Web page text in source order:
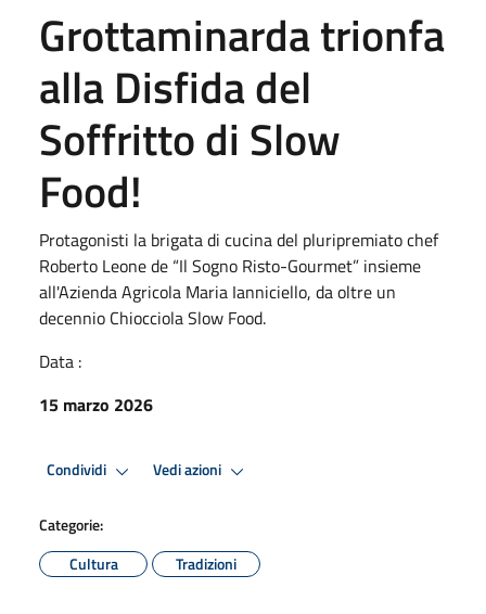
Grottaminarda trionfa
alla Disfida del
Soffritto di Slow
Food!
Protagonisti la brigata di cucina del pluripremiato chef
Roberto Leone de “Il Sogno Risto-Gourmet” insieme
all'Azienda Agricola Maria Ianniciello, da oltre un
decennio Chiocciola Slow Food.
Data :
15 marzo 2026
Condividi Vedi azioni
Categorie:
Cultura
Tradizioni